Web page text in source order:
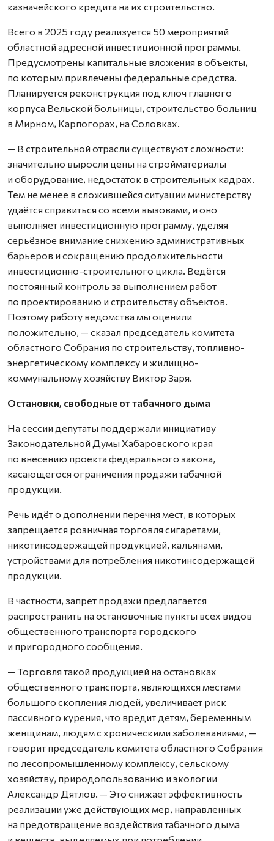
казначейского кредита на их строительство.
Всего в 2025 году реализуется 50 мероприятий
областной адресной инвестиционной программы.
Предусмотрены капитальные вложения в объекты,
по которым привлечены федеральные средства.
Планируется реконструкция под ключ главного
корпуса Вельской больницы, строительство больниц
в Мирном, Карпогорах, на Соловках.
— В строительной отрасли существуют сложности:
значительно выросли цены на стройматериалы
и оборудование, недостаток в строительных кадрах.
Тем не менее в сложившейся ситуации министерству
удаётся справиться со всеми вызовами, и оно
выполняет инвестиционную программу, уделяя
серьёзное внимание снижению административных
барьеров и сокращению продолжительности
инвестиционно-строительного цикла. Ведётся
постоянный контроль за выполнением работ
по проектированию и строительству объектов.
Поэтому работу ведомства мы оценили
положительно, — сказал председатель комитета
областного Собрания по строительству, топливно-
энергетическому комплексу и жилищно-
коммунальному хозяйству Виктор Заря.
Остановки, свободные от табачного дыма
На сессии депутаты поддержали инициативу
Законодательной Думы Хабаровского края
по внесению проекта федерального закона,
касающегося ограничения продажи табачной
продукции.
Речь идёт о дополнении перечня мест, в которых
запрещается розничная торговля сигаретами,
никотинсодержащей продукцией, кальянами,
устройствами для потребления никотинсодержащей
продукции.
В частности, запрет продажи предлагается
распространить на остановочные пункты всех видов
общественного транспорта городского
и пригородного сообщения.
— Торговля такой продукцией на остановках
общественного транспорта, являющихся местами
большого скопления людей, увеличивает риск
пассивного курения, что вредит детям, беременным
женщинам, людям с хроническими заболеваниями, —
говорит председатель комитета областного Собрания
по лесопромышленному комплексу, сельскому
хозяйству, природопользованию и экологии
Александр Дятлов. — Это снижает эффективность
реализации уже действующих мер, направленных
на предотвращение воздействия табачного дыма